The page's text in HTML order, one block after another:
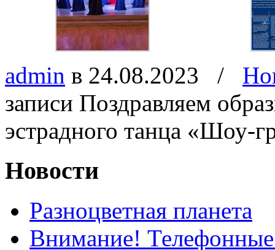
admin в 24.08.2023 /
записи Поздравляем
эстрадного танца «Шоу-
Новости
Разноцветная планета
Внимание!